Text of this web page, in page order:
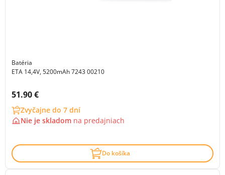
Batéria
ETA 14,4V, 5200mAh 7243 00210
Cena s DPH:
51.90 €
Zvyčajne do 7 dní
Nie je skladom na predajniach
Do košíka